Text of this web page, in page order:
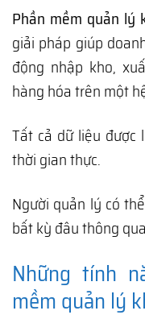
Phần mềm quản lý
giải pháp giúp
động nhập kho,
hàng hóa trên một
Tất cả dữ liệu
thời gian thực.
Người quản lý có
bất kỳ đâu thông
Những tính
mềm quản lý